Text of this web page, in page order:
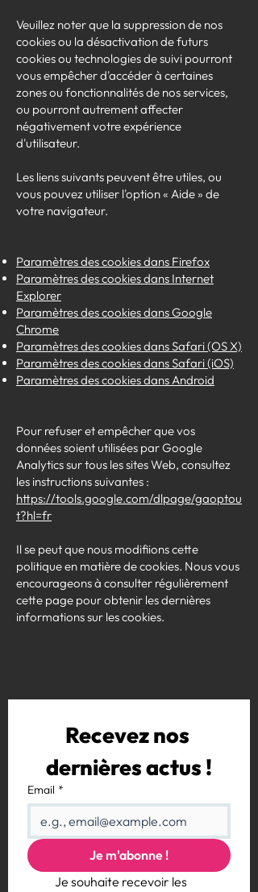
Veuillez noter que la suppression de nos
cookies ou la désactivation de futurs
cookies ou technologies de suivi pourront
vous empêcher d'accéder à certaines
zones ou fonctionnalités de nos services,
ou pourront autrement affecter
négativement votre expérience
d'utilisateur.
Les liens suivants peuvent être utiles, ou
vous pouvez utiliser l'option « Aide » de
votre navigateur.
Paramètres des cookies dans Firefox
Paramètres des cookies dans Internet
Explorer
Paramètres des cookies dans Google
Chrome
Paramètres des cookies dans Safari (OS X)
Paramètres des cookies dans Safari (iOS)
Paramètres des cookies dans Android
Pour refuser et empêcher que vos
données soient utilisées par Google
Analytics sur tous les sites Web, consultez
les instructions suivantes :
https://tools.google.com/dlpage/gaoptou
t?hl=fr
Il se peut que nous modifiions cette
politique en matière de cookies. Nous vous
encourageons à consulter régulièrement
cette page pour obtenir les dernières
informations sur les cookies.
Recevez nos
dernières actus !
Email *
Je m'abonne !
Je souhaite recevoir les